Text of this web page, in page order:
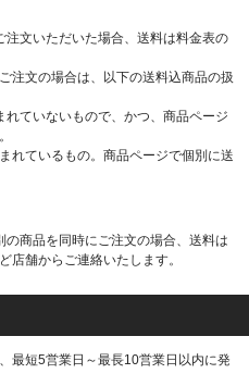
文いただいた場合、送料は料金表の
注文の場合は、以下の送料込商品の扱
ていないもので、かつ、商品ページ
れているもの。商品ページで個別に送
商品を同時にご注文の場合、送料は
店舗からご連絡いたします。
最短5営業日～最長10営業日以内に発